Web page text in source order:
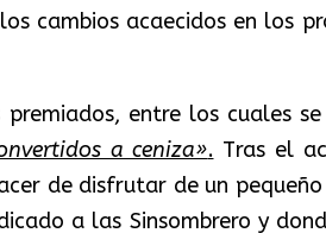
cambios acaecidos en los
entre los cuales
a ceniza». Tras el
de disfrutar de un
a las Sinsombrero y